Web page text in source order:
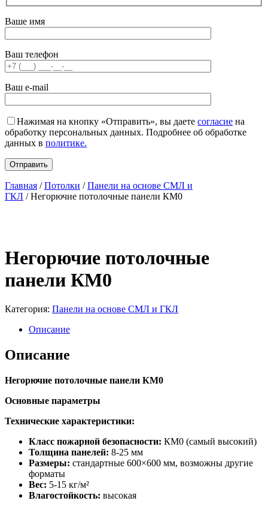
Ваше имя
Ваш телефон
Ваш e-mail
Нажимая на кнопку «Отправить», вы даете согласие на
обработку персональных данных. Подробнее об обработке
данных в политике.
Главная /Потолки /Панели на основе СМЛ и
ГКЛ / Негорючие потолочные панели КМ0
Негорючие потолочные
панели КМ0
Категория: Панели на основе СМЛ и ГКЛ
Описание
Описание
Негорючие потолочные панели КМ0
Основные параметры
Технические характеристики:
Класс пожарной безопасности: КМ0 (самый высокий)
Толщина панелей: 8-25 мм
Размеры: стандартные 600×600 мм, возможны другие
форматы
Вес: 5-15 кг/м²
Влагостойкость: высокая